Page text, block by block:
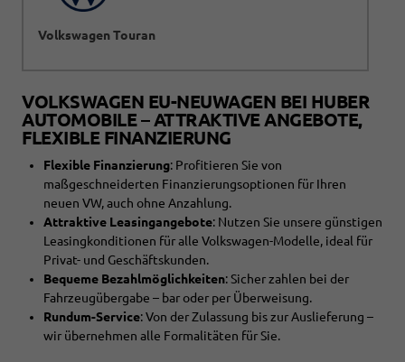
Volkswagen Touran
VOLKSWAGEN EU-NEUWAGEN BEI HUBER
AUTOMOBILE – ATTRAKTIVE ANGEBOTE,
FLEXIBLE FINANZIERUNG
Flexible Finanzierung: Profitieren Sie von
maßgeschneiderten Finanzierungsoptionen für Ihren
neuen VW, auch ohne Anzahlung.
Attraktive Leasingangebote: Nutzen Sie unsere günstigen
Leasingkonditionen für alle Volkswagen-Modelle, ideal für
Privat- und Geschäftskunden.
Bequeme Bezahlmöglichkeiten: Sicher zahlen bei der
Fahrzeugübergabe – bar oder per Überweisung.
Rundum-Service: Von der Zulassung bis zur Auslieferung –
wir übernehmen alle Formalitäten für Sie.